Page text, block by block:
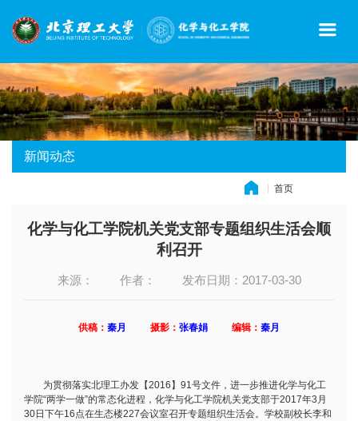
新闻动态
首页
化学与化工学院机关党支部专题组织生活会顺
利召开
来源： 作者： 发布日期：2017-03-30
供稿： 秦月 摄影： 张春娟 编辑： 秦月
为贯彻落实北理工办发【2016】91号文件，进一步推进化学与化工
学院“两学一做”的常态化进程，化学与化工学院机关党支部于2017年3月
30日下午16点在生态楼227会议室召开专题组织生活会。学校副校长李和